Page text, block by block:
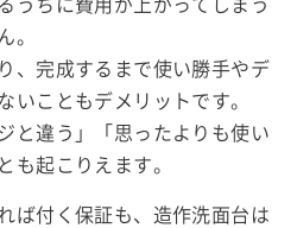
うちに費用が上がってしまう
。
、完成するまで使い勝手やデ
いこともデメリットです。
と違う」「思ったよりも使い
も起こりえます。
ば付く保証も、造作洗面台は